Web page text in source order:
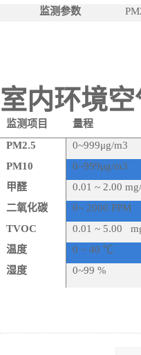
监测参数
室内环境
监测项目 量程
PM2.5
0~999μg/m3
PM10
0~999μg/m3
甲醛
0.01 ~ 2.00
二氧化碳
0~ 2000 PPM
TVOC
0.01 ~ 5.00
温度
0 ~ 40 ℃
湿度
0~99 %